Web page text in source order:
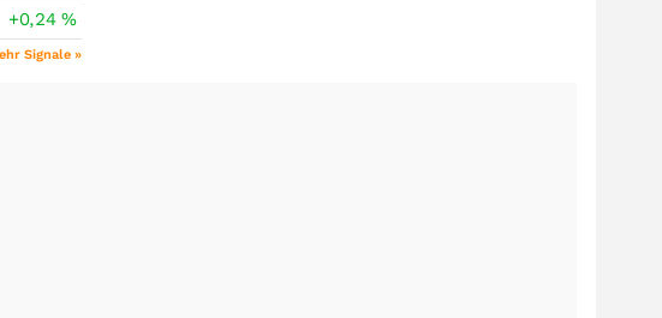
+0,24%
Signale »